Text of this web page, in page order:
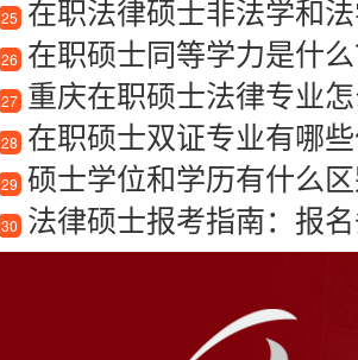
25 在职法律硕士非法学和
26 在职硕士同等学力是什么？
27 重庆在职硕士法律专业怎么样
28 在职硕士双证专业有哪
29 硕士学位和学历有什么区别
30 法律硕士报考指南：报